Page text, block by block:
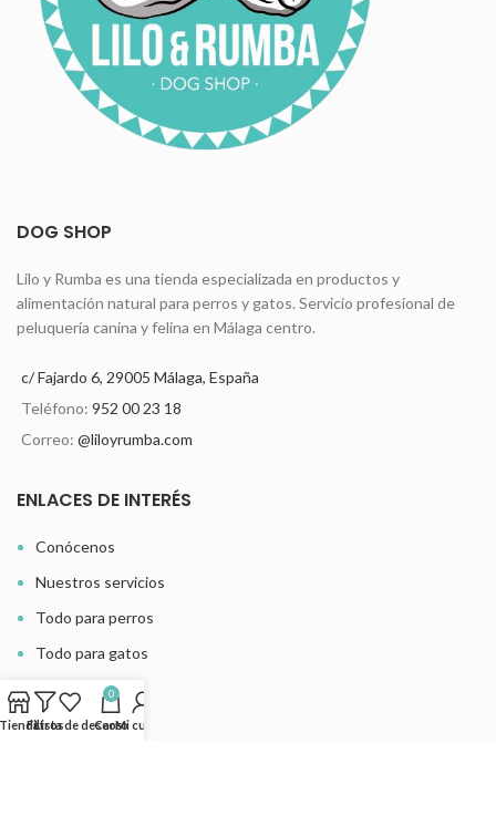
DOG SHOP
Lilo y Rumba es una tienda especializada en productos y
alimentación natural para perros y gatos. Servicio profesional de
peluquería canina y felina en Málaga centro.
c/ Fajardo 6, 29005 Málaga, España
Teléfono: 952 00 23 18
Correo: @liloyrumba.com
ENLACES DE INTERÉS
Conócenos
Nuestros servicios
Todo para perros
Todo para gatos
Dónde estamos
Últimas noticias
Filtros
Lista de deseos
0
CarroMi cuenta